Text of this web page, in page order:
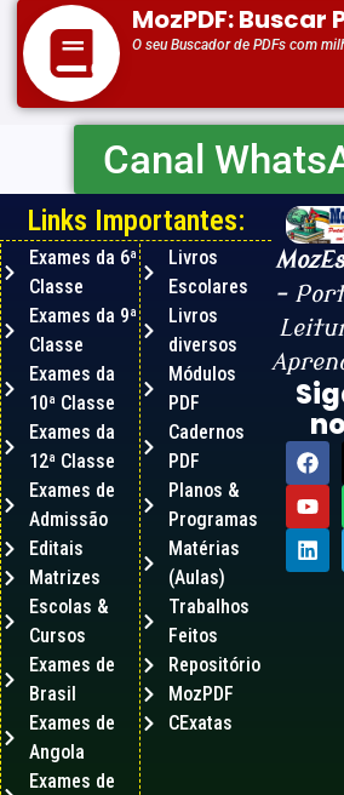
MozPDF: Buscar
O seu Buscador de PDFs com
Canal
–
Links Importantes:
Exames da 6ª
Classe
Exames da 9ª
Classe
Exames da
10ª Classe
Exames da
12ª Classe
Exames de
Admissão
Editais
Matrizes
Escolas &
Cursos
Exames de
Brasil
Exames de
Angola
Exames de
Livros
Escolares
Livros
diversos
Módulos
PDF
Cadernos
PDF
Planos &
Programas
Matérias
(Aulas)
Trabalhos
Feitos
Repositório
MozPDF
CExatas